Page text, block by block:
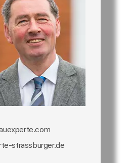
strassburger.de